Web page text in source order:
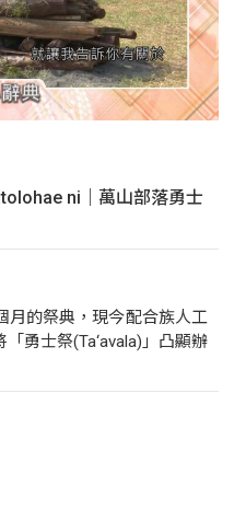
ni｜萬山部落勇士
月的祭典，現今配合族人工
勇士祭(Ta‘avala)」凸顯辦